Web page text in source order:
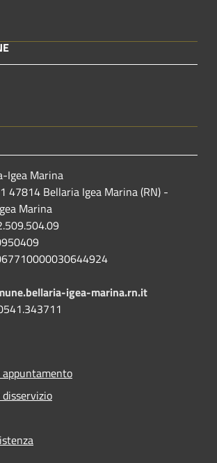
Igea Marina
47814 Bellaria Igea Marina (RN) -
Marina
igea-marina.rn.it